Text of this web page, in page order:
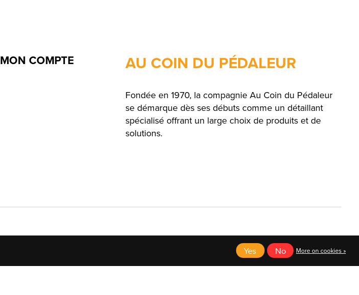
MON COMPTE AU COIN DU PÉDALEUR
Fondée en 1970, la compagnie Au Coin du Pédaleur
se démarque dès ses débuts comme un détaillant
spécialisé offrant un large choix de produits et de
solutions.
Yes No More on cookies »